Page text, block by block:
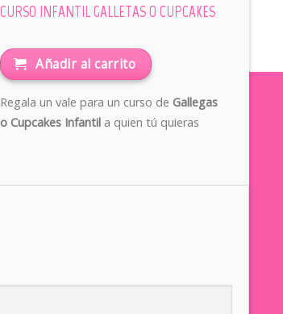
CURSO INFANTIL GALLETAS O CUPCAKES
Añadir al carrito
Regala un vale para un curso de Gallegas
o Cupcakes Infantil a quien tú quieras